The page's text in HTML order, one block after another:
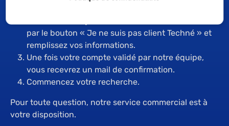
par le bouton « Je ne suis pas client Techné » et
remplissez vos informations.
Une fois votre compte validé par notre équipe,
vous recevrez un mail de confirmation.
Commencez votre recherche.
Pour toute question, notre service commercial est à
votre disposition.